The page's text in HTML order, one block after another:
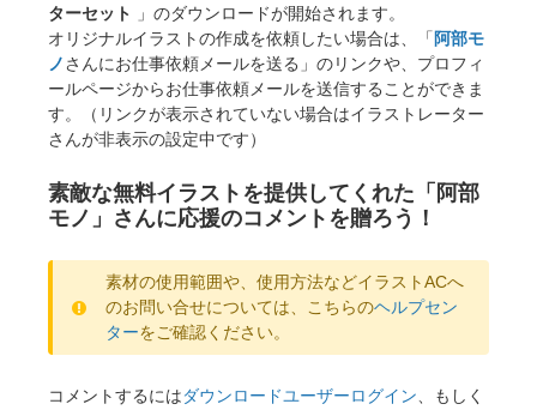
ターセット
」のダウンロードが開始されます。
オリジナルイラストの作成を依頼したい場合は、「 阿部モ
ノさんにお仕事依頼メールを送る」のリンクや、プロフィ
ールページからお仕事依頼メールを送信することができま
す。（リンクが表示されていない場合はイラストレーター
さんが非表示の設定中です）
素敵な無料イラストを提供してくれた「阿部
モノ」さんに応援のコメントを贈ろう！
素材の使用範囲や、使用方法などイラストACへ
のお問い合せについては、こちらのヘルプセン
ターをご確認ください。
コメントするにはダウンロードユーザーログイン、もしく